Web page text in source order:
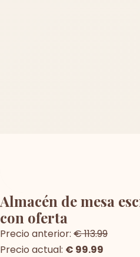
Almacén de mesa
con oferta
Precio anterior: € 113.99
Precio actual: € 99.99